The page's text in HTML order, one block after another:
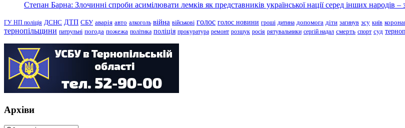
Степан Барна: Злочинні спроби асимілювати лемків як представників української нації серед інших народів –
ГУ НП поліція ДСНС ДТП СБУ аварія авто алкоголь війна військові голос голос новини гроші дитина допомога діти загинув зсу київ
тернопільщини патрульні погода пожежа політика поліція прокуратура ремонт розшук росія рятувальники сергій надал смерть спорт суд
Архіви